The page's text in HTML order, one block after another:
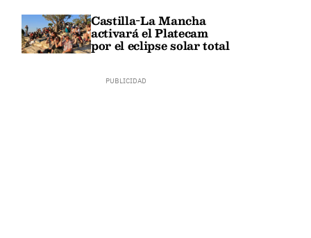
Castilla-La Mancha
activará el Platecam
por el eclipse solar total